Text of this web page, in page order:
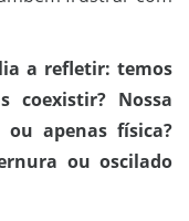
a refletir: temos
coexistir? Nossa
apenas física?
ou oscilado